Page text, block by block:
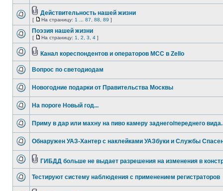
Действительность нашей жизни
[ На страницу: 1 87 88 89 ]
Поэзия нашей жизни
[ На страницу: 1 2 3 4 ]
Канал кореспондентов и операторов МСС в Zello
Вопрос по светодиодам
Новогодние подарки от Правительства Москвы
На пороге Новый год...
Приму в дар или махну на пиво камеру заднего/переднего вида.
Обнаружен УАЗ-Хантер с наклейками УАЗбуки и Службы
ГИБДД больше не выдает разрешения на изменения в
Тестируют систему наблюдения с применением регистраторов